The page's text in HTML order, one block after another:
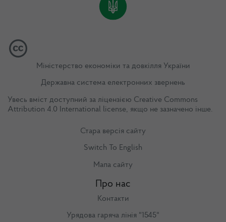
Міністерство економіки та довкілля України
Державна система електронних звернень
Увесь вміст доступний за ліцензією Creative Commons
Attribution 4.0 International license, якщо не зазначено інше.
Стара версія сайту
Switch To English
Мапа сайту
Про нас
Контакти
Урядова гаряча лінія "1545"